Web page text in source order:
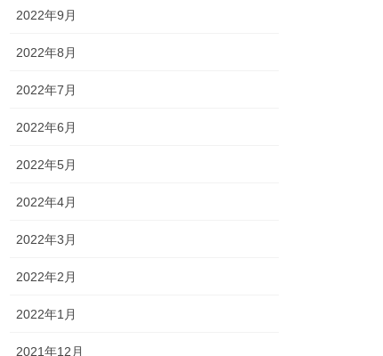
2022年9月
2022年8月
2022年7月
2022年6月
2022年5月
2022年4月
2022年3月
2022年2月
2022年1月
2021年12月